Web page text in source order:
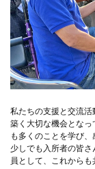
私たちの支援と交流
築く大切な機会とな
も多くのことを学び
少しでも入所者の皆
員として、これからも